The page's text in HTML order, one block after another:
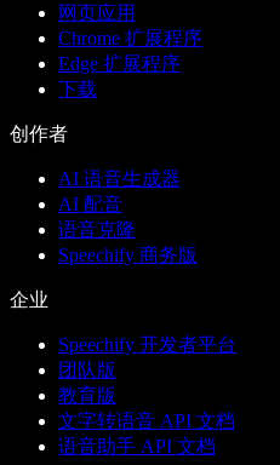
网页应用
Chrome 扩展程序
Edge 扩展程序
下载
创作者
AI 语音生成器
AI 配音
语音克隆
Speechify 商务版
企业
Speechify 开发者平台
团队版
教育版
文字转语音 API 文档
语音助手 API 文档